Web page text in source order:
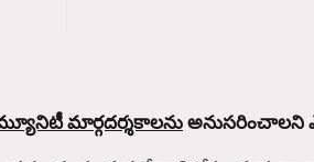
మార్గదర్శకాలనుఅనుసరించాలని